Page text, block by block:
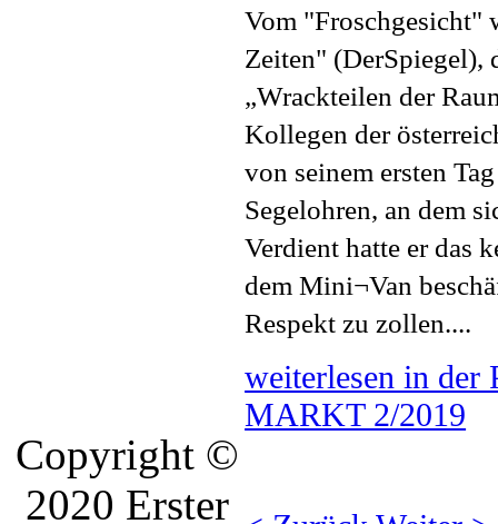
Vom "Froschgesicht"
Zeiten" (DerSpiegel),
„Wrackteilen der
Kollegen der
von seinem ersten
Segelohren, an dem
Verdient hatte er das
dem Mini¬Van
Respekt zu zollen....
weiterlesen in
MARKT 2/2019
Copyright ©
2020 Erster